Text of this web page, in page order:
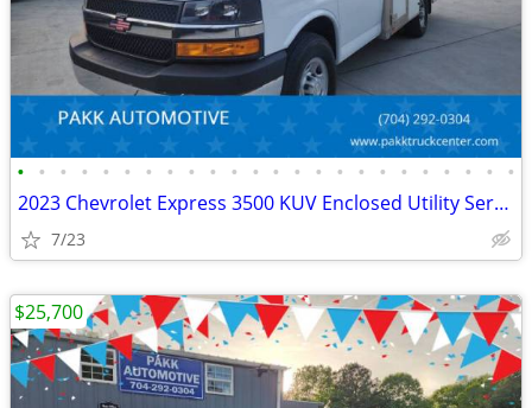
• • • • • • • • • • • • • • • • • • • • • • • •
2023 Chevrolet Express 3500 KUV Enclosed Utility Service Plumber Truck
7/23
$25,700